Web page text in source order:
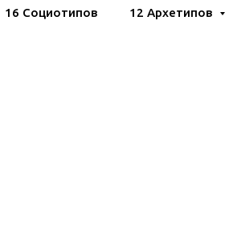
16 Социотипов 12 Архетипов